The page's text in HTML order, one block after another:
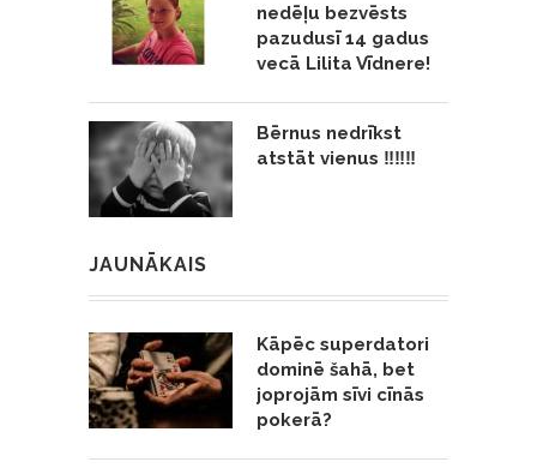
nedēļu bezvēsts
pazudusī 14 gadus
vecā Lilita Vīdnere!
Bērnus nedrīkst
atstāt vienus ‼️‼️‼️
JAUNĀKAIS
Kāpēc superdatori
dominē šahā, bet
joprojām sīvi cīnās
pokerā?